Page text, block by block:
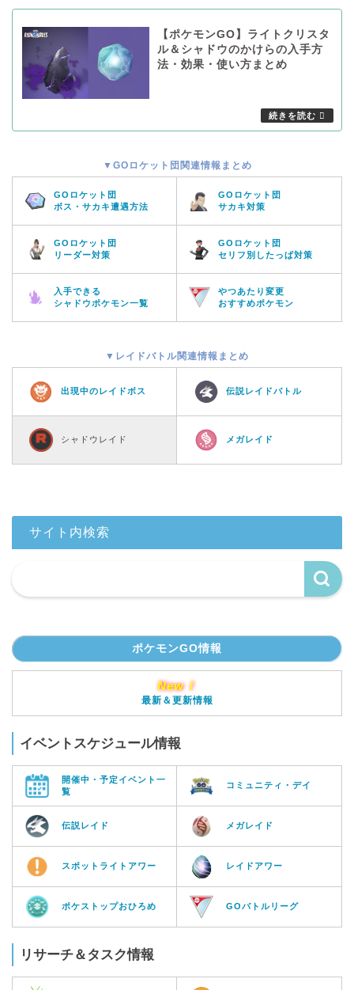
【ポケモンGO】ライトクリスタ
ル＆シャドウのかけらの入手方
法・効果・使い方まとめ
▼GOロケット団関連情報まとめ
GOロケット団
ボス・サカキ遭遇方法
GOロケット団
サカキ対策
GOロケット団
リーダー対策
GOロケット団
セリフ別したっぱ対策
入手できる
シャドウポケモン一覧
やつあたり変更
おすすめポケモン
▼レイドバトル関連情報まとめ
出現中のレイドボス 伝説レイドバトル
シャドウレイド メガレイド
サイト内検索
ポケモンGO情報
New！
最新＆更新情報
イベントスケジュール情報
開催中・予定イベント一
覧
コミュニティ・デイ
伝説レイド メガレイド
スポットライトアワー レイドアワー
ポケストップおひろめ GOバトルリーグ
リサーチ＆タスク情報